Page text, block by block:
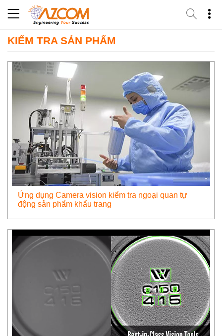
KIỂM TRA SẢN PHẨM
Ứng dụng Camera vision kiểm tra ngoại quan tự
động sản phẩm khẩu trang